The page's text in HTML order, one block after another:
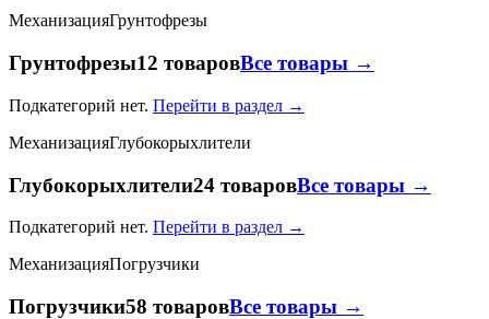
МеханизацияГрунтофрезы
Грунтофрезы12 товаровВсе товары →
Подкатегорий нет. Перейти в раздел →
МеханизацияГлубокорыхлители
Глубокорыхлители24 товаровВсе товары →
Подкатегорий нет. Перейти в раздел →
МеханизацияПогрузчики
Погрузчики58 товаровВсе товары →